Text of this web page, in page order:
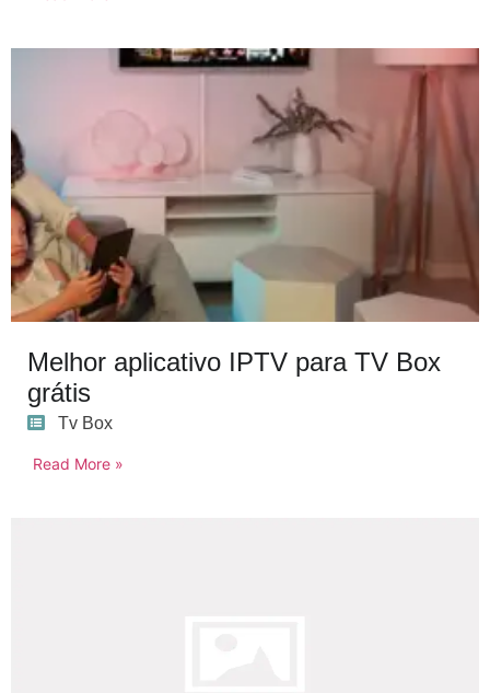
Melhor aplicativo IPTV para TV Box
grátis
Tv Box
Read More »